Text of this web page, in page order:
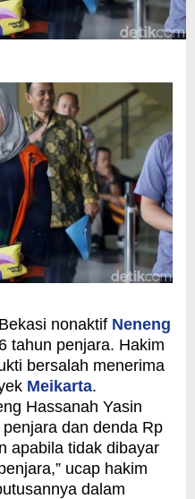
nonaktif Neneng
tahun penjara. Hakim
bersalah menerima
Meikarta.
Hassanah Yasin
dan denda Rp
apabila tidak dibayar
ucap hakim
dalam